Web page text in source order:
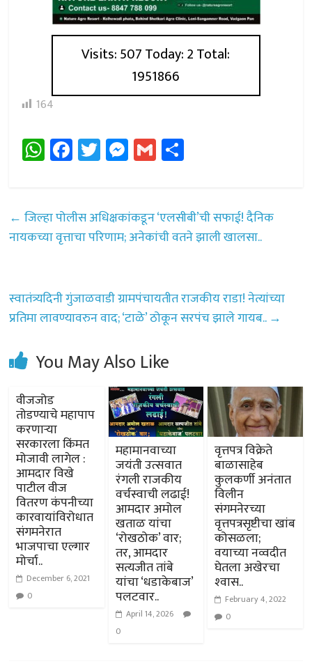
Visits: 507 Today: 2 Total:
1951866
164
W
h
sA
p
Fa
ce
o
ok
T
wi
er
M
es
n
ge
G
m
← जिल्हा पोलीस अधिक्षकांकडून ‘एलसीबी’ची सफाई! दैनिक
नायकच्या वृत्ताचा परिणाम; अनेकांची वतने झाली खालसा..
स्वातंत्र्यदिनी गुंजाळवाडी ग्रामपंचायतीत राजकीय राडा! नेत्यांच्या
प्रतिमा लावण्यावरुन वाद; ‘टाळे’ ठोकून सरपंच झाले गायब.. →
You May Also Like
वीजजोड
तोडण्याचे महापाप
करणार्‍या
सरकारला किंमत
मोजावी लागेल :
आमदार विखे
पाटील वीज
वितरण कंपनीच्या
कारवायांविरोधात
संगमनेरात
भाजपाचा एल्गार
मोर्चा..
December 6, 2021
0
महामानवाच्या
जयंती उत्सवात
रंगली राजकीय
वर्चस्वाची लढाई!
आमदार अमोल
खताळ यांचा
‘रोखठोक’ वार;
तर, आमदार
सत्यजीत तांबे
यांचा ‘धडाकेबाज’
पलटवार..
April 14, 2026
0
वृत्तपत्र विक्रेते
बाळासाहेब
कुलकर्णी अनंतात
विलीन
संगमनेरच्या
वृत्तपत्रसृष्टीचा खांब
कोसळला;
वयाच्या नव्वदीत
घेतला अखेरचा
श्‍वास..
February 4, 2022
0